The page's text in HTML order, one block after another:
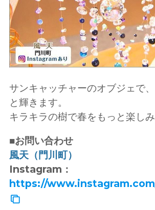
サンキャッチャーのオブジェで
と輝きます。
キラキラの樹で春をもっと楽しみ
■お問い合わせ
風天（門川町）
Instagram：
https://